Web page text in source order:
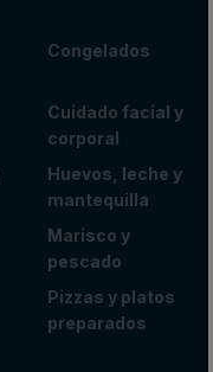
Congelados
Cuidado facial y
corporal
Huevos, leche y
mantequilla
Marisco y
pescado
Pizzas y platos
preparados